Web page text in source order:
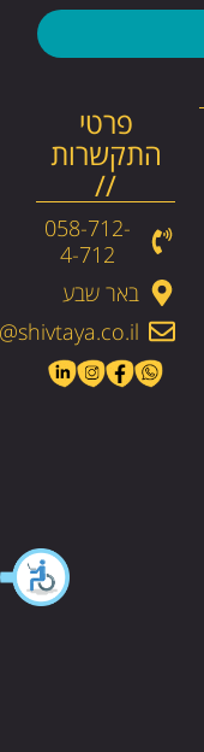
פרטי
התקשרות
//
058-712-
4-712​
באר שבע